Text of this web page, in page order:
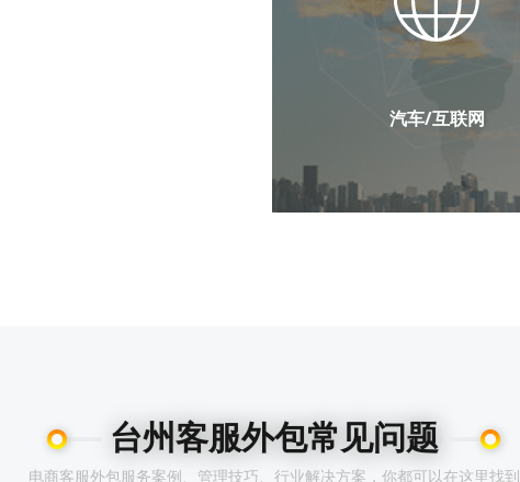
售后回访
外呼营销
教育行业
会议邀约
台州客服外包常见问题
电商客服外包服务案例、管理技巧、行业解决方案，你都可以在这里找到